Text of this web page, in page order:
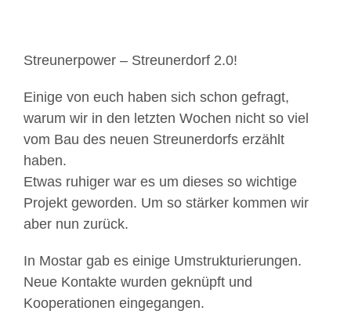
Streunerpower – Streunerdorf 2.0!
Einige von euch haben sich schon gefragt,
warum wir in den letzten Wochen nicht so viel
vom Bau des neuen Streunerdorfs erzählt
haben.
Etwas ruhiger war es um dieses so wichtige
Projekt geworden. Um so stärker kommen wir
aber nun zurück.
In Mostar gab es einige Umstrukturierungen.
Neue Kontakte wurden geknüpft und
Kooperationen eingegangen.